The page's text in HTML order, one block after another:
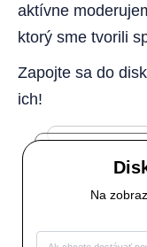
aktívne
ktorý sme tvorili
Zapojte sa do
ich!